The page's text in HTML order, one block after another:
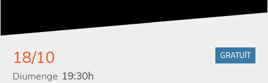
GRATUÏT
18/10
Diumenge 19:30h